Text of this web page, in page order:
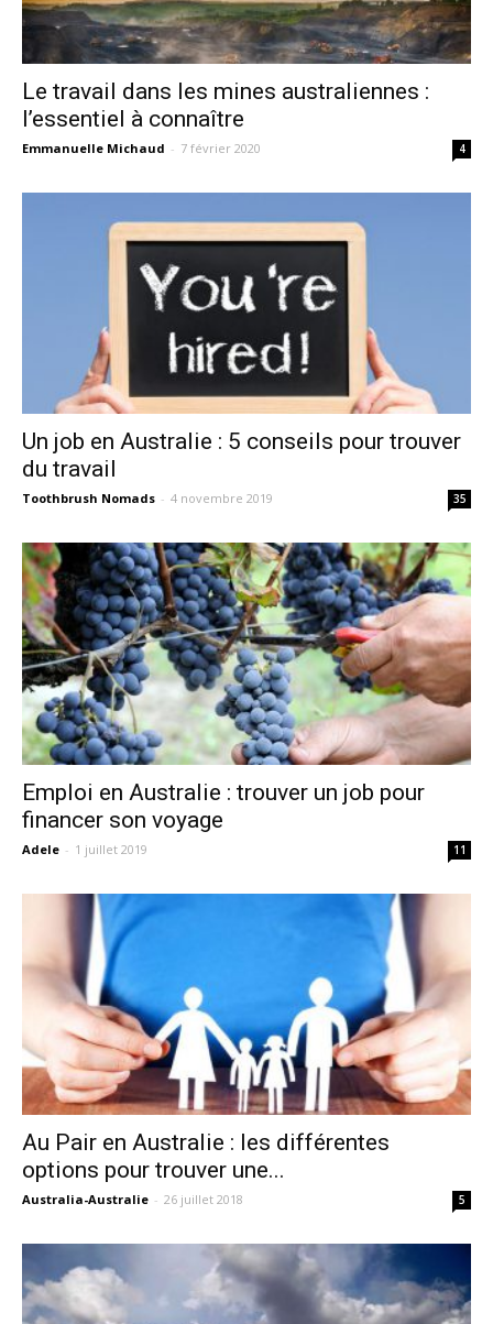
Le travail dans les mines australiennes :
l’essentiel à connaître
Emmanuelle Michaud - 7 février 2020 4
Un job en Australie : 5 conseils pour trouver
du travail
Toothbrush Nomads - 4 novembre 2019 35
Emploi en Australie : trouver un job pour
financer son voyage
Adele - 1 juillet 2019 11
Au Pair en Australie : les différentes
options pour trouver une...
Australia-Australie - 26 juillet 2018 5